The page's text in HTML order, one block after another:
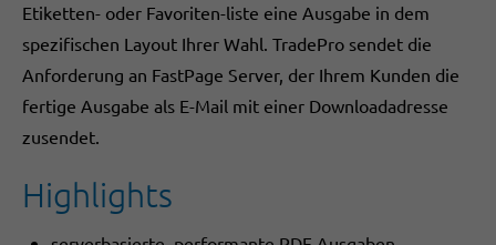
Etiketten- oder Favoriten-liste eine Ausgabe in dem
spezifischen Layout Ihrer Wahl. TradePro sendet die
Anforderung an FastPage Server, der Ihrem Kunden die
fertige Ausgabe als E-Mail mit einer Downloadadresse
zusendet.
Highlights